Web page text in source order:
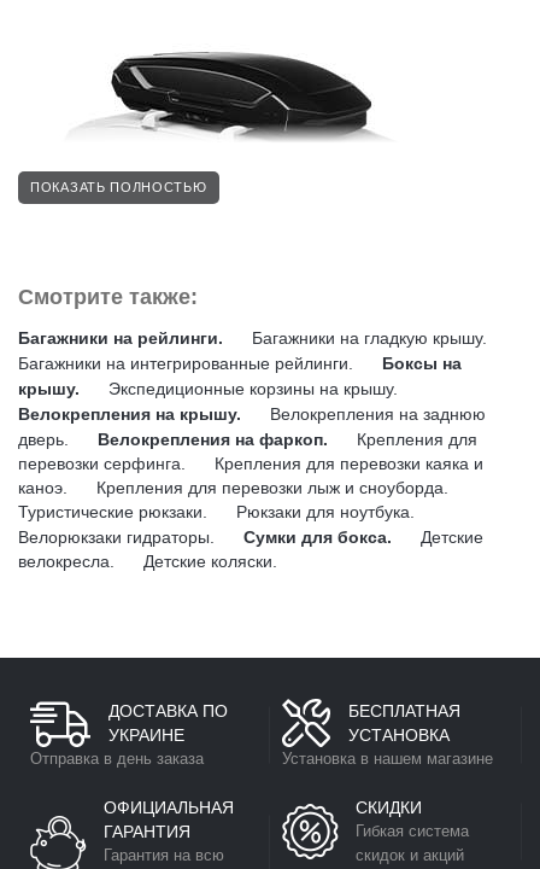
ПОКАЗАТЬ ПОЛНОСТЬЮ
Смотрите также:
Багажники на рейлинги.
Багажники на гладкую крышу.
Багажники на интегрированные рейлинги.
Боксы на
крышу.
Экспедиционные корзины на крышу.
Велокрепления на крышу.
Велокрепления на заднюю
дверь.
Велокрепления на фаркоп.
Крепления для
перевозки серфинга.
Крепления для перевозки каяка и
каноэ.
Крепления для перевозки лыж и сноуборда.
Туристические рюкзаки.
Рюкзаки для ноутбука.
Велорюкзаки гидраторы.
Сумки для бокса.
Детские
велокресла.
Детские коляски.
ДОСТАВКА ПО
УКРАИНЕ
Отправка в день заказа
БЕСПЛАТНАЯ
УСТАНОВКА
Установка в нашем магазине
ОФИЦИАЛЬНАЯ
ГАРАНТИЯ
Гарантия на всю
СКИДКИ
Гибкая система
скидок и акций